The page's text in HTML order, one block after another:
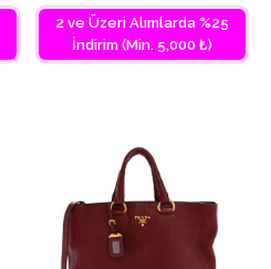
2 ve Üzeri Alımlarda %25
İndirim (Min. 5,000 ₺)